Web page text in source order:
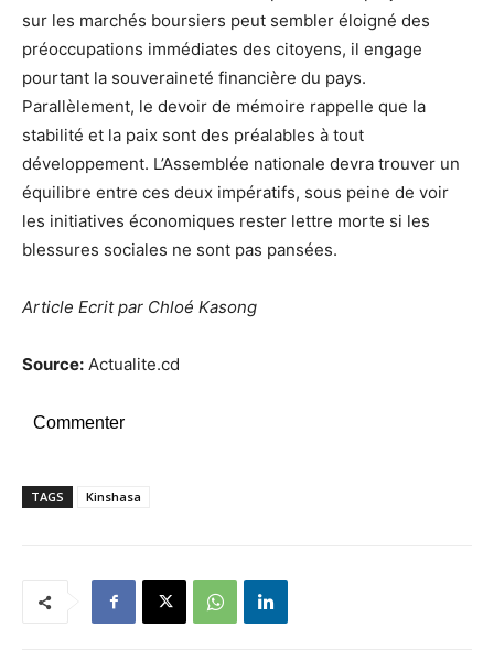
sur les marchés boursiers peut sembler éloigné des
préoccupations immédiates des citoyens, il engage
pourtant la souveraineté financière du pays.
Parallèlement, le devoir de mémoire rappelle que la
stabilité et la paix sont des préalables à tout
développement. L’Assemblée nationale devra trouver un
équilibre entre ces deux impératifs, sous peine de voir
les initiatives économiques rester lettre morte si les
blessures sociales ne sont pas pansées.
Article Ecrit par Chloé Kasong
Source: Actualite.cd
Commenter
TAGS Kinshasa